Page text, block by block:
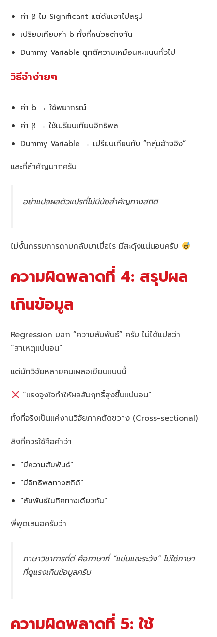
ค่า β ไม่ Significant แต่ดันเอาไปสรุป
เปรียบเทียบค่า b ทั้งที่หน่วยต่างกัน
Dummy Variable ถูกตีความเหมือนคะแนนทั่วไป
วิธีจำง่ายๆ
ค่า b → ใช้พยากรณ์
ค่า β → ใช้เปรียบเทียบอิทธิพล
Dummy Variable → เปรียบเทียบกับ “กลุ่มอ้างอิง”
และที่สำคัญมากครับ
อย่าแปลผลตัวแปรที่ไม่มีนัยสำคัญทางสถิติ
ไม่งั้นกรรมการถามกลับมาเมื่อไร มีสะดุ้งแน่นอนครับ
ความผิดพลาดที่ 4: สรุปผล
เกินข้อมูล
Regression บอก “ความสัมพันธ์” ครับ ไม่ได้แปลว่า
“สาเหตุแน่นอน”
แต่นักวิจัยหลายคนเผลอเขียนแบบนี้
“แรงจูงใจทำให้ผลสัมฤทธิ์สูงขึ้นแน่นอน”
ทั้งที่จริงเป็นแค่งานวิจัยภาคตัดขวาง (Cross-sectional)
สิ่งที่ควรใช้คือคำว่า
“มีความสัมพันธ์”
“มีอิทธิพลทางสถิติ”
“สัมพันธ์ในทิศทางเดียวกัน”
พี่พูดเสมอครับว่า
ภาษาวิชาการที่ดี คือภาษาที่ “แม่นและระวัง” ไม่ใช่ภาษา
ที่ดูแรงเกินข้อมูลครับ
ความผิดพลาดที่ 5: ใช้